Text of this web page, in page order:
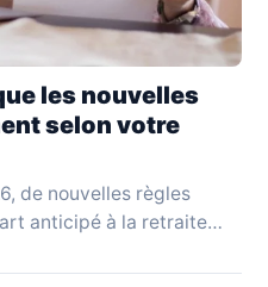
les nouvelles
selon votre
de nouvelles règles
anticipé à la retraite